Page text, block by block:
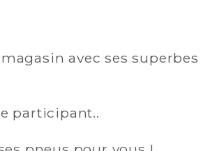
avec ses superbes
participant..